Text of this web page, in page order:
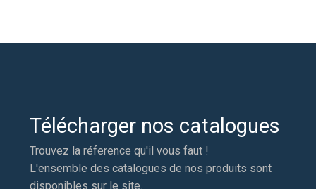
Télécharger nos catalogues
Trouvez la réference qu'il vous faut !
L'ensemble des catalogues de nos produits sont
disponibles sur le site.